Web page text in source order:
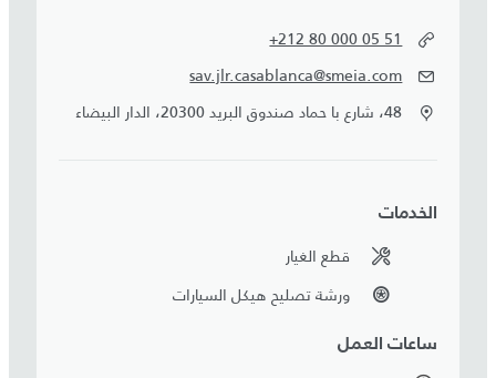
+212 80 000 05 51
sav.jlr.casablanca@smeia.com
48، شارع با حماد صندوق البريد 20300، الدار البيضاء
الخدمات
قطع الغيار
ورشة تصليح هيكل السيارات
ساعات العمل